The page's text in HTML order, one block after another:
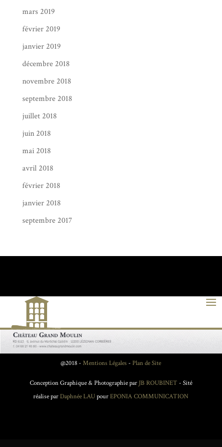
mars 2019
février 2019
janvier 2019
décembre 2018
novembre 2018
septembre 2018
juillet 2018
juin 2018
mai 2018
avril 2018
février 2018
janvier 2018
septembre 2017
@2018 - Mentions Légales - Plan de Site
Conception Graphique & Photographie par JB ROUBINET - Sité
réalise parDaphnée LAUpourEPONIA COMMUNICATION